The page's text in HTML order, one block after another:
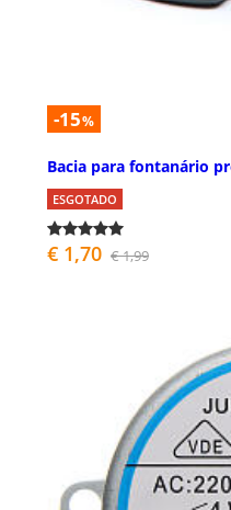
-15%
Bacia para fontanário
ESGOTADO
€ 1,70 € 1,99